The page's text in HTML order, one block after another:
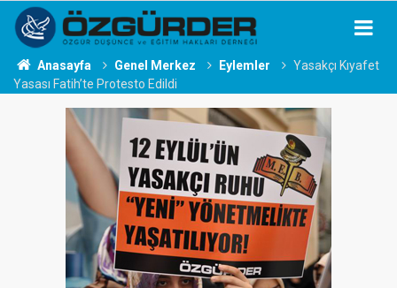
Anasayfa Genel Merkez Eylemler
Yasakçı Kıyafet
Yasası Fatih’te Protesto Edildi